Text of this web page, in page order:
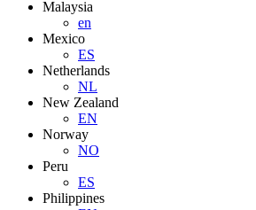
Malaysia
en
Mexico
ES
Netherlands
NL
New Zealand
EN
Norway
NO
Peru
ES
Philippines